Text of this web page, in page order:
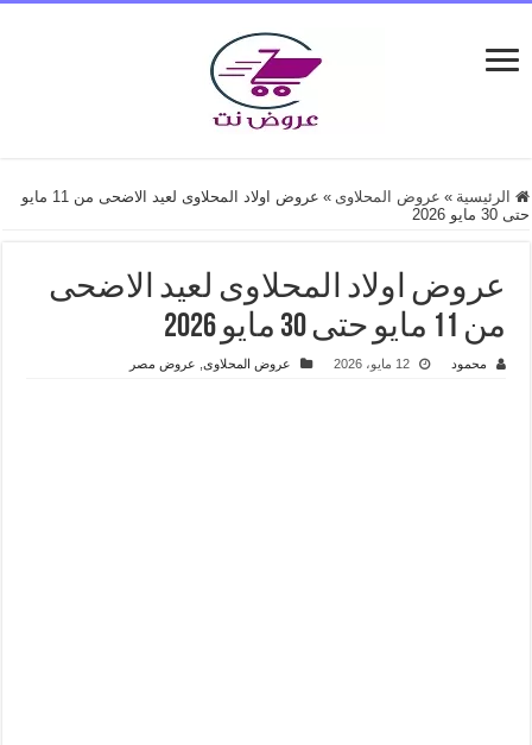
الرئيسية » عروض المحلاوى »
عروض اولاد المحلاوى لعيد الاضحى من 11 مايو
حتى 30 مايو 2026
عروض اولاد المحلاوى لعيد الاضحى
من 11 مايو حتى 30 مايو 2026
محمود 12 مايو، 2026 عروض المحلاوى, عروض مصر